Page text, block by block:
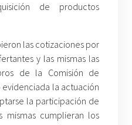
de productos
las cotizaciones por
y las mismas las
de la Comisión de
la actuación
la participación de
mismas cumplieran los